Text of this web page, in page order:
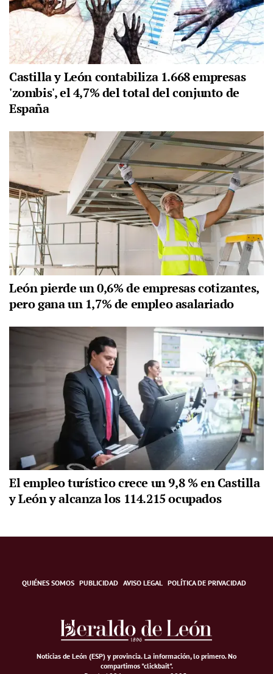
Castilla y León contabiliza 1.668 empresas
'zombis', el 4,7% del total del conjunto de
España
León pierde un 0,6% de empresas cotizantes,
pero gana un 1,7% de empleo asalariado
El empleo turístico crece un 9,8 % en Castilla
y León y alcanza los 114.215 ocupados
QUIÉNES SOMOS PUBLICIDAD AVISO LEGAL POLÍTICA DE PRIVACIDAD
Noticias de León (ESP) y provincia. La información, lo primero.No
compartimos "clickbait".